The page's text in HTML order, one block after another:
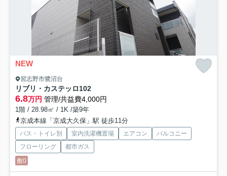
NEW
習志野市鷺沼台
リブリ・カステッロ102
6.8万円 管理/共益費4,000円
1階 / 28.98㎡ / 1K /築9年
京成本線「京成大久保」駅 徒歩11分
バス・トイレ別 室内洗濯機置場 エアコン
バルコニー
フローリング
都市ガス
敷0